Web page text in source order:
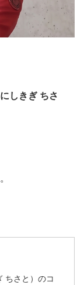
しきぎ ちさ
ちさと）のコ